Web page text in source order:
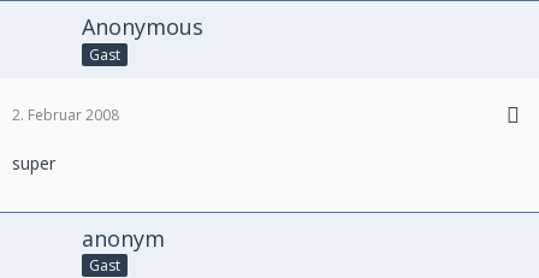
Anonymous
Gast
2. Februar 2008
super
anonym
Gast